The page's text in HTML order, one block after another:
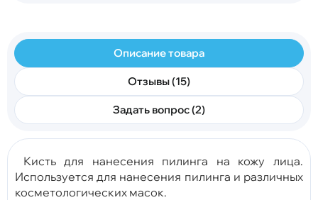
Описание товара
Отзывы (15)
Задать вопрос (2)
Кисть для нанесения пилинга на кожу лица.
Используется для нанесения пилинга и различных
косметологических масок.